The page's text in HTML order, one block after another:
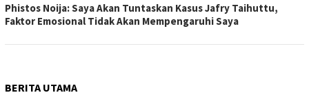
Phistos Noija: Saya Akan Tuntaskan Kasus Jafry Taihuttu,
Faktor Emosional Tidak Akan Mempengaruhi Saya
BERITA UTAMA